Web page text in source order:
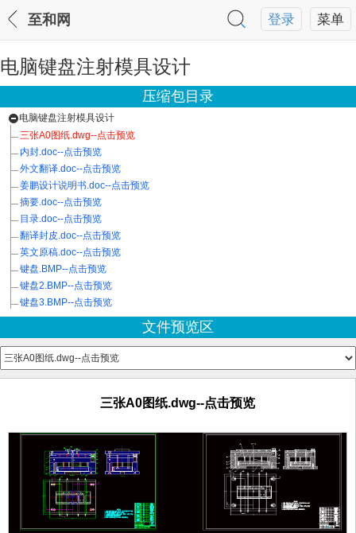
菜单
登录
至和网
电脑键盘注射模具设计
压缩包目录
电脑键盘注射模具设计
三张A0图纸.dwg--点击预览
内封.doc--点击预览
外文翻译.doc--点击预览
姜鹏设计说明书.doc--点击预览
摘要.doc--点击预览
目录.doc--点击预览
翻译封皮.doc--点击预览
英文原稿.doc--点击预览
键盘.BMP--点击预览
键盘2.BMP--点击预览
键盘3.BMP--点击预览
文件预览区
三张A0图纸.dwg--点击预览